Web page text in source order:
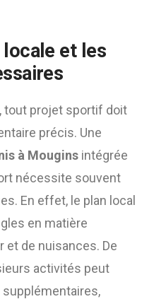
et les
tout projet sportif doit
précis. Une
à Mougins intégrée
nécessite souvent
En effet, le plan local
en matière
et de nuisances. De
activités peut